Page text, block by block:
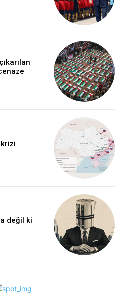
krizi
değil ki